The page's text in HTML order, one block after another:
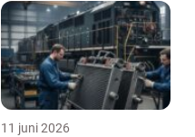
11 juni 2026